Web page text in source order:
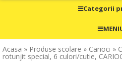
Categorii
Acasa » Produse scolare » Carioci »
rotunjit special, 6 culori/cutie,